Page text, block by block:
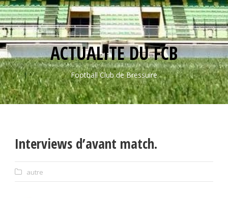
ACTUALITE DU FCB
Football Club de Bressuire
Interviews d’avant match.
autre